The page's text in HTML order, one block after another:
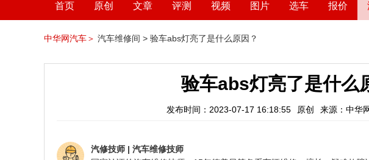
首页 原创 文章 评测 视频 图片 选车 报价
中华网汽车＞ 汽车维修间 > 验车abs灯亮了是什么原因？
验车abs灯亮了是什么
发布时间：2023-07-17 16:18:55 原创 来源：中华
汽修技师 | 汽车维修技师